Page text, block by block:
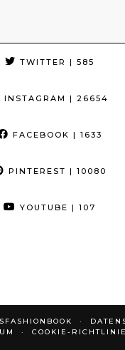
TWITTER | 585
INSTAGRAM | 26654
FACEBOOK | 1633
PINTEREST | 10080
YOUTUBE | 107
COOKIE-